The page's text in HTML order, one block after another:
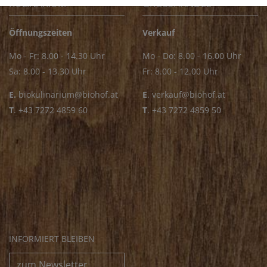
KULINARIUM
Öffnungszeiten
Mo - Fr: 8.00 - 14.30 Uhr
Sa: 8.00 - 13.30 Uhr
E. biokulinarium@biohof.at
T. +43 7272 4859 60
GROSSHANDEL
Verkauf
Mo - Do: 8.00 - 16.00 Uhr
Fr: 8.00 - 12.00 Uhr
E. verkauf@biohof.at
T. +43 7272 4859 50
INFORMIERT BLEIBEN